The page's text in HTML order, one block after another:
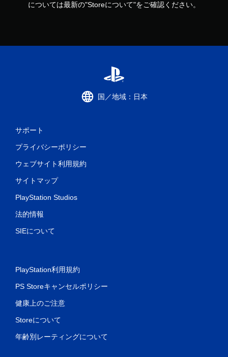
については最新の"Storeについて"をご確認ください。
国／地域：日本
サポート
プライバシーポリシー
ウェブサイト利用規約
サイトマップ
PlayStation Studios
法的情報
SIEについて
PlayStation利用規約
PS Storeキャンセルポリシー
健康上のご注意
Storeについて
年齢別レーティングについて